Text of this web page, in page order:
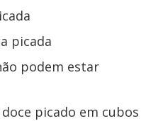
picada
podem estar
picado em cubos